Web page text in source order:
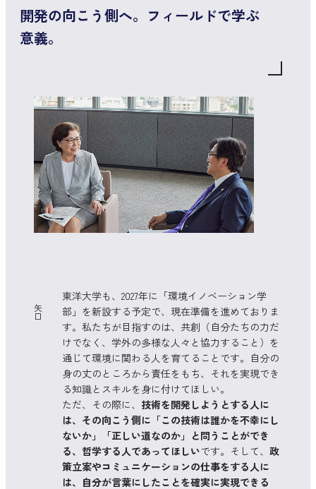
開発の向こう側へ。フィールドで学ぶ
意義。
矢
口
東洋大学も、2027年に「環境イノベーション学
部」を新設する予定で、現在準備を進めておりま
す。私たちが目指すのは、共創（自分たちの力だ
けでなく、学外の多様な人々と協力すること）を
通じて環境に関わる人を育てることです。自分の
身の丈のところから責任をもち、それを実現でき
る知識とスキルを身に付けてほしい。
ただ、その際に、 技術を開発しようとする人に
は、その向こう側に「この技術は誰かを不幸にし
ないか」「正しい道なのか」と問うことができ
る、哲学する人であってほしいです。そして、 政
策立案やコミュニケーションの仕事をする人に
は、自分が言葉にしたことを確実に実現できる